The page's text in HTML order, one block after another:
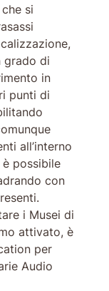
si
grado di
in
punti di
all’interno
è possibile
con
i Musei di
attivato, è
per
Audio